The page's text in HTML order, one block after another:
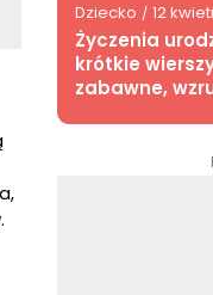
Dziecko / 12
Życzenia
krótkie
zabawne,